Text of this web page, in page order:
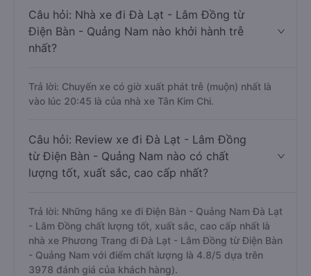
Câu hỏi: Nhà xe đi Đà Lạt - Lâm Đồng từ
Điện Bàn - Quảng Nam nào khởi hành trễ
nhất?
Trả lời: Chuyến xe có giờ xuất phát trễ (muộn) nhất là
vào lúc 20:45 là của nhà xe Tân Kim Chi.
Câu hỏi: Review xe đi Đà Lạt - Lâm Đồng
từ Điện Bàn - Quảng Nam nào có chất
lượng tốt, xuất sắc, cao cấp nhất?
Trả lời: Những hãng xe đi Điện Bàn - Quảng Nam Đà Lạt
- Lâm Đồng chất lượng tốt, xuất sắc, cao cấp nhất là
nhà xe Phương Trang đi Đà Lạt - Lâm Đồng từ Điện Bàn
- Quảng Nam với điểm chất lượng là 4.8/5 dựa trên
3978 đánh giá của khách hàng).